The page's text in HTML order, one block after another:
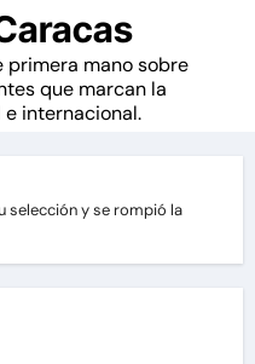
mano sobre
que marcan la
internacional.
selección y se rompió la